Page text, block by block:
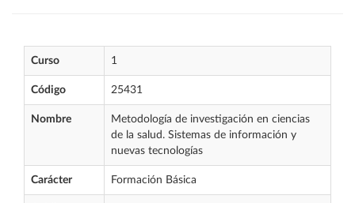
Curso 1
Código 25431
Nombre
Metodología de investigación en ciencias
de la salud. Sistemas de información y
nuevas tecnologías
Carácter Formación Básica